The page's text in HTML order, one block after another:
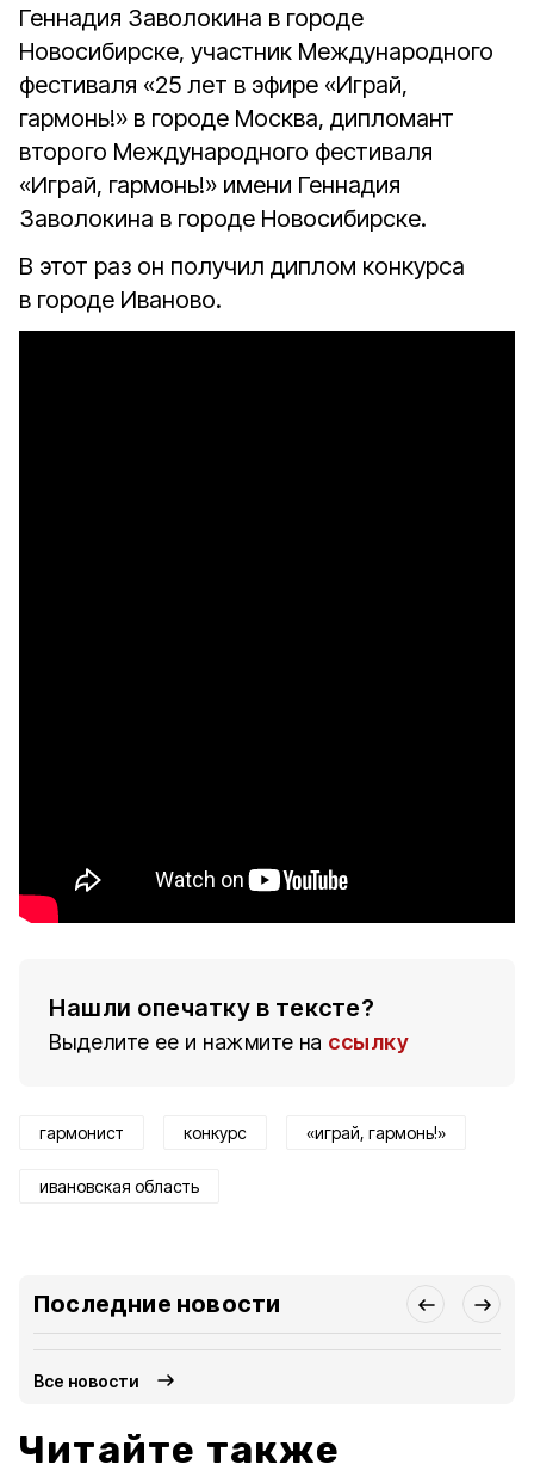
Геннадия Заволокина в городе
Новосибирске, участник Международного
фестиваля «25 лет в эфире «Играй,
гармонь!» в городе Москва, дипломант
второго Международного фестиваля
«Играй, гармонь!» имени Геннадия
Заволокина в городе Новосибирске.
В этот раз он получил диплом конкурса
в городе Иваново.
Нашли опечатку в тексте?
Выделите ее и нажмите на ссылку
гармонист конкурс «играй, гармонь!»
ивановская область
Последние новости
Все новости
Читайте также